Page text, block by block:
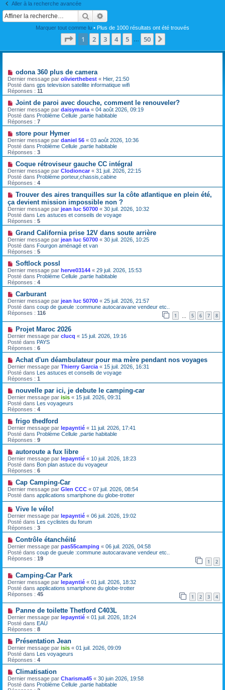
Aller à la recherche avancée
Rechercher
Marquer tout comme lu • Plus de 1000 résultats ont été trouvés
Page 1sur50
1 2 3 4 5 50
N
o
u
v
e
u
m
e
s
s
a
g
e
odona 360 plus de camera
Dernier message par olivierthebest « Hier, 21:50
Posté dans gps television satellite informatique wifi
Réponses : 11
N
o
u
v
e
a
u
m
e
s
s
a
g
e
Joint de paroi avec douche, comment le renouveler?
Dernier message par daisymaria « 04 août 2026, 09:19
Posté dans Problème Cellule ,partie habitable
Réponses : 7
N
o
u
v
e
a
m
e
s
s
g
e
store pour Hymer
Dernier message par daniel 56 « 03 août 2026, 10:36
Posté dans Problème Cellule ,partie habitable
Réponses : 3
N
o
u
v
e
a
m
e
s
s
g
e
Coque rétroviseur gauche CC intégral
Dernier message par Clodioncar « 31 juil. 2026, 22:15
Posté dans Problème porteur,chassis,cabine
Réponses : 4
N
u
v
e
a
u
m
e
s
s
a
g
e
Trouver des aires tranquilles sur la côte atlantique en plein été,
ça devient mission impossible non ?
Dernier message par jean luc 50700 « 30 juil. 2026, 10:32
Posté dans Les astuces et conseils de voyage
Réponses : 5
N
o
u
v
e
a
u
m
e
s
s
a
g
e
Grand California prise 12V dans soute arrière
Dernier message par jean luc 50700 « 30 juil. 2026, 10:25
Posté dans Fourgon aménagé et van
Réponses : 5
N
o
u
v
e
a
m
e
s
s
a
g
e
Softlock possl
Dernier message par herve03144 « 29 juil. 2026, 15:53
Posté dans Problème Cellule ,partie habitable
Réponses : 4
N
o
u
v
e
a
m
e
s
s
a
g
e
Carburant
Dernier message par jean luc 50700 « 25 juil. 2026, 21:57
Posté dans coup de gueule :commune autocaravane vendeur etc..
Réponses : 116 1 5 6 7 8
N
o
u
v
e
u
m
e
s
s
a
g
e
Projet Maroc 2026
Dernier message par clucq « 15 juil. 2026, 19:16
Posté dans PAYS
Réponses : 6
N
o
u
v
e
a
u
m
e
s
s
a
g
e
Achat d'un déambulateur pour ma mère pendant nos voyages
Dernier message par Thierry Garcia « 15 juil. 2026, 16:31
Posté dans Les astuces et conseils de voyage
Réponses : 1
N
o
u
v
e
a
u
m
e
s
s
a
g
e
nouvelle par ici, je debute le camping-car
Dernier message par isis « 15 juil. 2026, 09:31
Posté dans Les voyageurs
Réponses : 4
N
o
u
v
e
a
u
m
e
s
s
a
g
e
frigo thedford
Dernier message par lepayntié « 11 juil. 2026, 17:41
Posté dans Problème Cellule ,partie habitable
Réponses : 9
N
o
u
v
e
a
m
e
s
a
g
e
autoroute a fux libre
Dernier message par lepayntié « 10 juil. 2026, 18:23
Posté dans Bon plan astuce du voyageur
Réponses : 6
N
o
u
v
e
a
u
m
e
s
a
g
e
Cap Camping-Car
Dernier message par Glen CCC « 07 juil. 2026, 08:54
Posté dans applications smartphone du globe-trotter
N
o
u
v
e
a
m
e
s
s
a
g
e
Vive le vélo!
Dernier message par lepayntié « 06 juil. 2026, 19:02
Posté dans Les cyclistes du forum
Réponses : 3
N
o
u
v
e
a
u
m
e
s
s
a
e
Contrôle étanchéité
Dernier message par pas55camping « 06 juil. 2026, 04:58
Posté dans coup de gueule :commune autocaravane vendeur etc..
Réponses : 19 1 2
N
o
u
v
e
a
m
e
s
s
a
g
e
Camping-Car Park
Dernier message par lepayntié « 01 juil. 2026, 18:32
Posté dans applications smartphone du globe-trotter
Réponses : 45 1 2 3 4
N
o
u
v
e
a
u
m
e
s
s
g
e
Panne de toilette Thetford C403L
Dernier message par lepayntié « 01 juil. 2026, 18:24
Posté dans EAU
Réponses : 8
N
o
u
v
e
a
u
m
e
Présentation Jean
Dernier message par isis « 01 juil. 2026, 09:09
Posté dans Les voyageurs
Réponses : 4
N
o
u
v
Climatisation
Dernier message par Charisma45 « 30 juin 2026, 19:58
Posté dans Problème Cellule ,partie habitable